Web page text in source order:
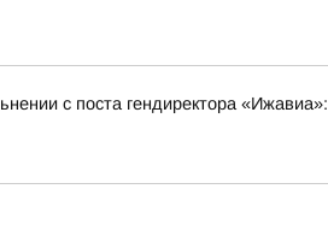
с поста гендиректора «Ижавиа»: